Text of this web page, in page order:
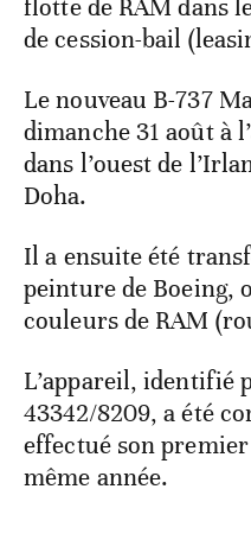
flotte de RAM dans
de cession-bail
Le nouveau B-737
dimanche 31 août à
dans l’ouest de
Doha.
Il a ensuite été
peinture de Boeing,
couleurs de RAM
L’appareil, identifié
43342/8209, a été
effectué son
même année.